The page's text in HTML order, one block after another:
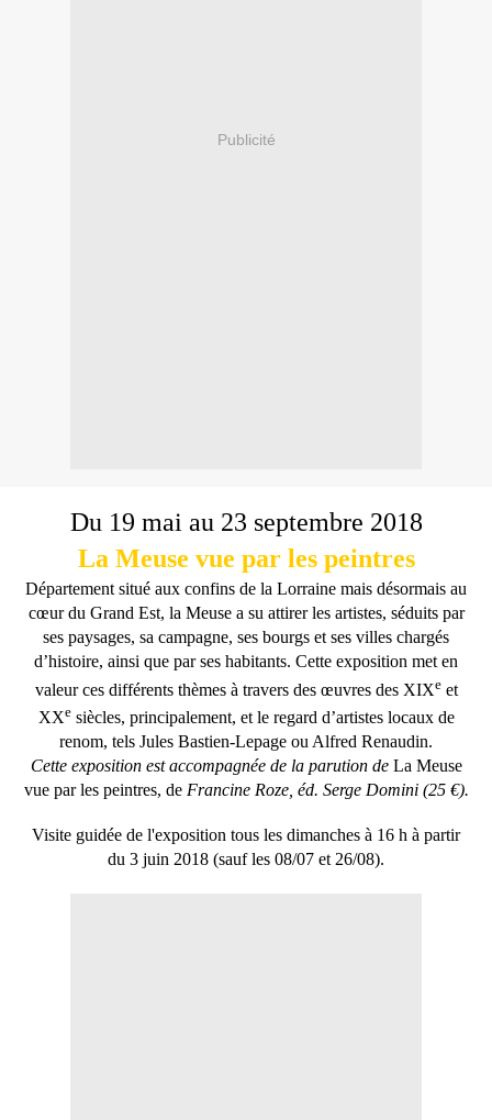
Publicité
Du 19 mai au 23 septembre 2018
La Meuse vue par les peintres
Département situé aux confins de la Lorraine mais désormais au
cœur du Grand Est, la Meuse a su attirer les artistes, séduits par
ses paysages, sa campagne, ses bourgs et ses villes chargés
d’histoire, ainsi que par ses habitants. Cette exposition met en
valeur ces différents thèmes à travers des œuvres des XIXeet
XXesiècles, principalement, et le regard d’artistes locaux de
renom, tels Jules Bastien-Lepage ou Alfred Renaudin.
Cette exposition est accompagnée de la parution de La Meuse
vue par les peintres, deFrancine Roze, éd. Serge Domini (25 €).
Visite guidée de l'exposition tous les dimanches à 16 h à partir
du 3 juin 2018 (sauf les 08/07 et 26/08).